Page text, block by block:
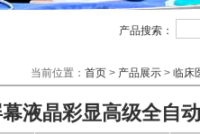
产品搜索：
当前位置： 首页 > 产品展示 > 临床
液晶彩显高级全自